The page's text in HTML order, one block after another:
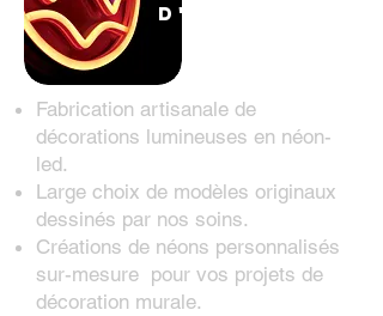
d'intérieur
Fabrication artisanale de
décorations lumineuses en néon-
led.
Large choix de modèles originaux
dessinés par nos soins.
Créations de néons personnalisés
sur-mesure pour vos projets de
décoration murale.